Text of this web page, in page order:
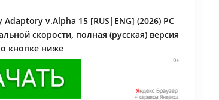
v.Alpha 15 [RUS|ENG] (2026) PC
скорости, полная (русская) версия
кнопке ниже